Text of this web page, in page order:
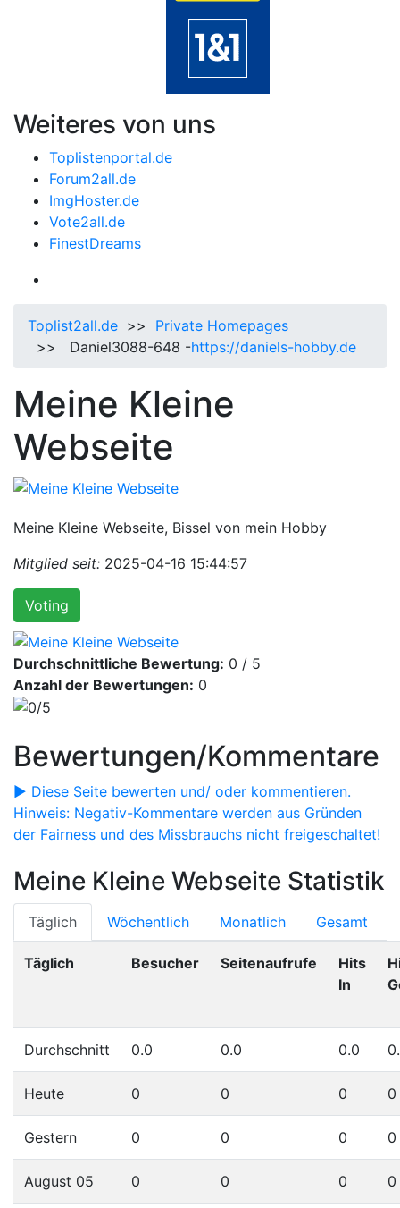
Weiteres von uns
Toplistenportal.de
Forum2all.de
ImgHoster.de
Vote2all.de
FinestDreams
Toplist2all.de >> Private Homepages
>> Daniel3088-648 -https://daniels-hobby.de
Meine Kleine
Webseite
Meine Kleine Webseite, Bissel von mein Hobby
Mitglied seit: 2025-04-16 15:44:57
Voting
Durchschnittliche Bewertung: 0 / 5
Anzahl der Bewertungen: 0
Bewertungen/Kommentare
► Diese Seite bewerten und/ oder kommentieren.
Hinweis: Negativ-Kommentare werden aus Gründen
der Fairness und des Missbrauchs nicht freigeschaltet!
Meine Kleine Webseite Statistik
Täglich Wöchentlich Monatlich Gesamt
Täglich Besucher Seitenaufrufe
Hits
In
Durchschnitt 0.0 0.0 0.0
Heute 0 0 0 0
Gestern 0 0 0 0
August 05 0 0 0 0